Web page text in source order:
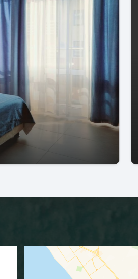
Улучшенный
балконом, первый